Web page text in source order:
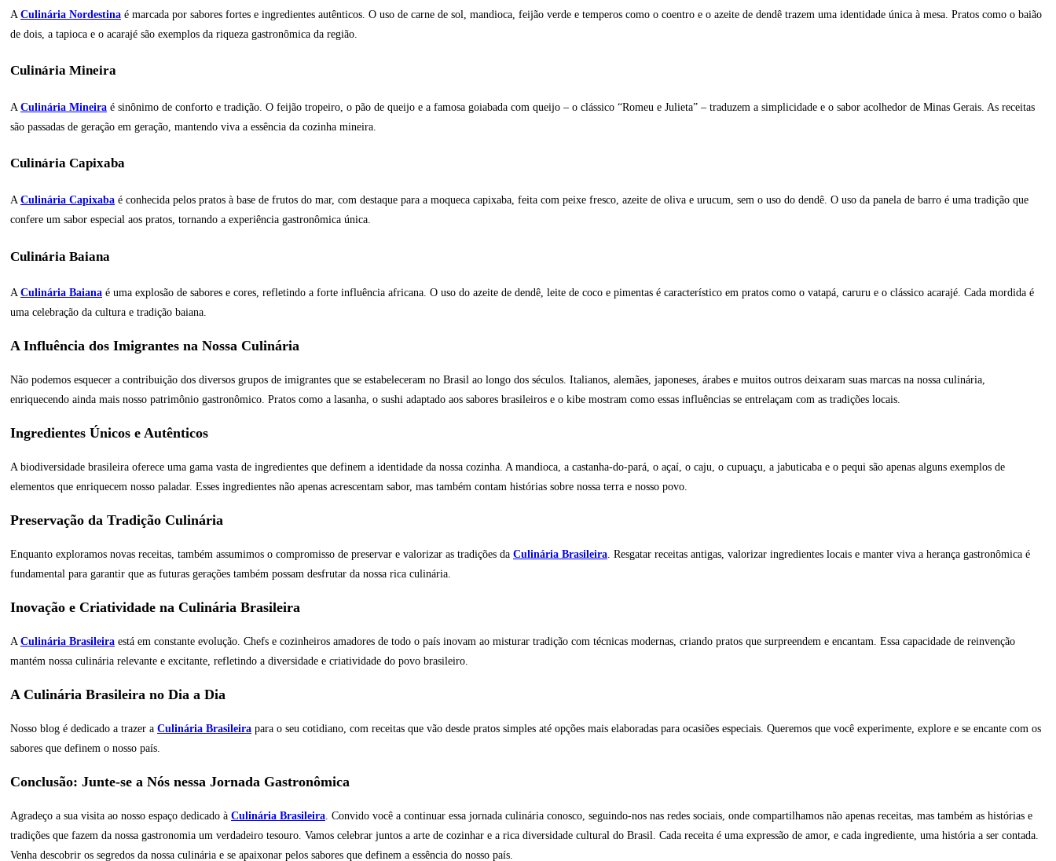
A Culinária Nordestina é marcada por sabores fortes e ingredientes autênticos. O uso de carne de sol, mandioca, feijão verde e temperos como o coentro e o azeite de dendê trazem uma identidade única à mesa. Pratos como o baião
de dois, a tapioca e o acarajé são exemplos da riqueza gastronômica da região.
Culinária Mineira
A Culinária Mineira é sinônimo de conforto e tradição. O feijão tropeiro, o pão de queijo e a famosa goiabada com queijo – o clássico “Romeu e Julieta” – traduzem a simplicidade e o sabor acolhedor de Minas Gerais. As receitas
são passadas de geração em geração, mantendo viva a essência da cozinha mineira.
Culinária Capixaba
A Culinária Capixaba é conhecida pelos pratos à base de frutos do mar, com destaque para a moqueca capixaba, feita com peixe fresco, azeite de oliva e urucum, sem o uso do dendê. O uso da panela de barro é uma tradição que
confere um sabor especial aos pratos, tornando a experiência gastronômica única.
Culinária Baiana
A Culinária Baiana é uma explosão de sabores e cores, refletindo a forte influência africana. O uso do azeite de dendê, leite de coco e pimentas é característico em pratos como o vatapá, caruru e o clássico acarajé. Cada mordida é
uma celebração da cultura e tradição baiana.
A Influência dos Imigrantes na Nossa Culinária
Não podemos esquecer a contribuição dos diversos grupos de imigrantes que se estabeleceram no Brasil ao longo dos séculos. Italianos, alemães, japoneses, árabes e muitos outros deixaram suas marcas na nossa culinária,
enriquecendo ainda mais nosso patrimônio gastronômico. Pratos como a lasanha, o sushi adaptado aos sabores brasileiros e o kibe mostram como essas influências se entrelaçam com as tradições locais.
Ingredientes Únicos e Autênticos
A biodiversidade brasileira oferece uma gama vasta de ingredientes que definem a identidade da nossa cozinha. A mandioca, a castanha-do-pará, o açaí, o caju, o cupuaçu, a jabuticaba e o pequi são apenas alguns exemplos de
elementos que enriquecem nosso paladar. Esses ingredientes não apenas acrescentam sabor, mas também contam histórias sobre nossa terra e nosso povo.
Preservação da Tradição Culinária
Enquanto exploramos novas receitas, também assumimos o compromisso de preservar e valorizar as tradições da Culinária Brasileira. Resgatar receitas antigas, valorizar ingredientes locais e manter viva a herança gastronômica é
fundamental para garantir que as futuras gerações também possam desfrutar da nossa rica culinária.
Inovação e Criatividade na Culinária Brasileira
A Culinária Brasileira está em constante evolução. Chefs e cozinheiros amadores de todo o país inovam ao misturar tradição com técnicas modernas, criando pratos que surpreendem e encantam. Essa capacidade de reinvenção
mantém nossa culinária relevante e excitante, refletindo a diversidade e criatividade do povo brasileiro.
A Culinária Brasileira no Dia a Dia
Nosso blog é dedicado a trazer a Culinária Brasileira para o seu cotidiano, com receitas que vão desde pratos simples até opções mais elaboradas para ocasiões especiais. Queremos que você experimente, explore e se encante com os
sabores que definem o nosso país.
Conclusão: Junte-se a Nós nessa Jornada Gastronômica
Agradeço a sua visita ao nosso espaço dedicado à Culinária Brasileira. Convido você a continuar essa jornada culinária conosco, seguindo-nos nas redes sociais, onde compartilhamos não apenas receitas, mas também as histórias e
tradições que fazem da nossa gastronomia um verdadeiro tesouro. Vamos celebrar juntos a arte de cozinhar e a rica diversidade cultural do Brasil. Cada receita é uma expressão de amor, e cada ingrediente, uma história a ser contada.
Venha descobrir os segredos da nossa culinária e se apaixonar pelos sabores que definem a essência do nosso país.